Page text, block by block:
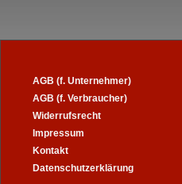
AGB (f. Unternehmer)
AGB (f. Verbraucher)
Widerrufsrecht
Impressum
Kontakt
Datenschutzerklärung